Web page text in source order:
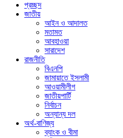
প্রচ্ছদ
জাতীয়
আইন ও আদালত
মতামত
আবহাওয়া
সারাদেশ
রাজনীতি
বিএনপি
জামায়াতে ইসলামী
আওয়ামীলীগ
জাতীয়পার্টি
নির্বাচন
অন্যান্য দল
অর্থ-বাণিজ্য
ব্যাংক ও বীমা